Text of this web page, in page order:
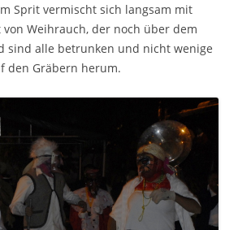
Sprit vermischt sich langsam mit
Weihrauch, der noch über dem
sind alle betrunken und nicht wenige
den Gräbern herum.